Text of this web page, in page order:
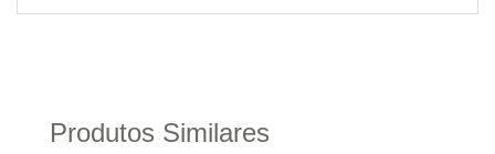
Produtos Similares